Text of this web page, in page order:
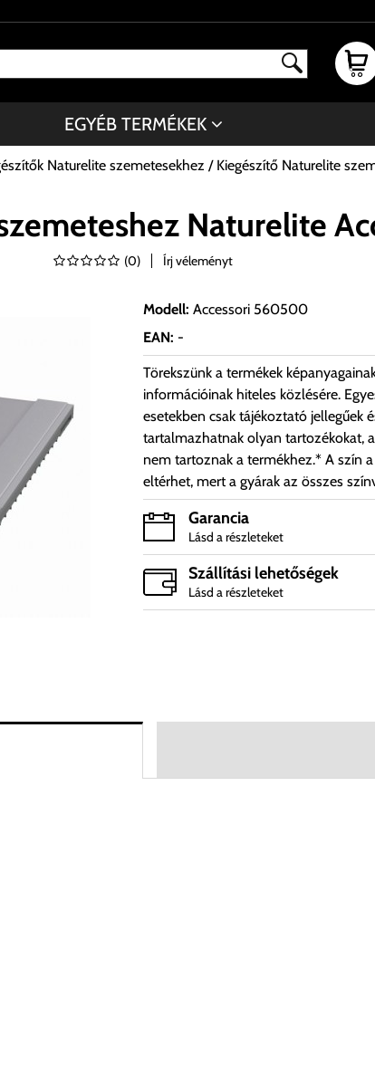
EGYÉB TERMÉKEK
Naturelite szemetesekhez Kiegészítő Naturelite
Naturelite
(0) Írj véleményt
Modell: Accessori 560500
EAN: -
Törekszünk a termékek
információinak hiteles közlésére.
esetekben csak tájékoztató jellegűek
tartalmazhatnak olyan tartozékokat,
nem tartoznak a termékhez.* A szín
eltérhet, mert a gyárak az összes
Garancia
Lásd a részleteket
Szállítási lehetőségek
Lásd a részleteket